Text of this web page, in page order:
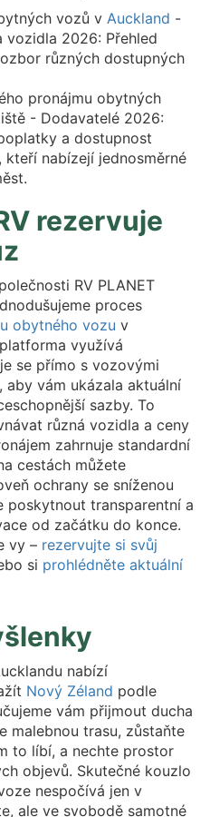
vozů v Auckland -
2026: Přehled
různých dostupných
pronájmu obytných
- Dodavatelé 2026:
a dostupnost
nabízejí jednosměrné
rezervuje
RV PLANET
proces
obytného vozu v
využívá
se přímo s vozovými
vám ukázala aktuální
sazby. To
různá vozidla a ceny
zahrnuje standardní
cestách můžete
ochrany se sníženou
poskytnout transparentní a
od začátku do konce.
vy – rezervujte si svůj
si prohlédněte aktuální
nabízí
Nový Zéland podle
vám přijmout ducha
malebnou trasu, zůstaňte
to líbí, a nechte prostor
objevů. Skutečné kouzlo
nespočívá jen v
ale ve svobodě samotné